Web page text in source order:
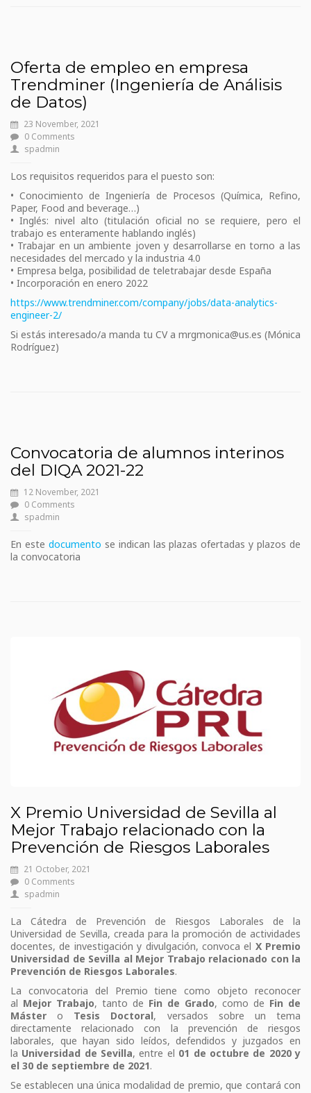
Oferta de empleo en empresa
Trendminer (Ingeniería de Análisis
de Datos)
23 November, 2021
0 Comments
spadmin
Los requisitos requeridos para el puesto son:
• Conocimiento de Ingeniería de Procesos (Química, Refino,
Paper, Food and beverage…)
• Inglés: nivel alto (titulación oficial no se requiere, pero el
trabajo es enteramente hablando inglés)
• Trabajar en un ambiente joven y desarrollarse en torno a las
necesidades del mercado y la industria 4.0
• Empresa belga, posibilidad de teletrabajar desde España
• Incorporación en enero 2022
https://www.trendminer.com/company/jobs/data-analytics-
engineer-2/
Si estás interesado/a manda tu CV a mrgmonica@us.es (Mónica
Rodríguez)
Convocatoria de alumnos interinos
del DIQA 2021-22
12 November, 2021
0 Comments
spadmin
En este documento se indican las plazas ofertadas y plazos de
la convocatoria
X Premio Universidad de Sevilla al
Mejor Trabajo relacionado con la
Prevención de Riesgos Laborales
21 October, 2021
0 Comments
spadmin
La Cátedra de Prevención de Riesgos Laborales de la
Universidad de Sevilla, creada para la promoción de actividades
docentes, de investigación y divulgación, convoca el X Premio
Universidad de Sevilla al Mejor Trabajo relacionado con la
Prevención de Riesgos Laborales.
La convocatoria del Premio tiene como objeto reconocer
al Mejor Trabajo, tanto de Fin de Grado, como de Fin de
Máster o Tesis Doctoral, versados sobre un tema
directamente relacionado con la prevención de riesgos
laborales, que hayan sido leídos, defendidos y juzgados en
la Universidad de Sevilla, entre el 01 de octubre de 2020 y
el 30 de septiembre de 2021.
Se establecen una única modalidad de premio, que contará con